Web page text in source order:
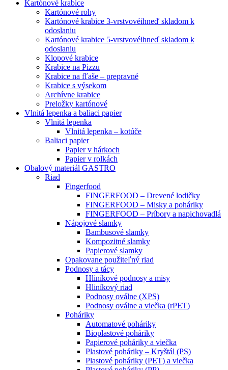
Kartónové krabice
Kartónové rohy
Kartónové krabice 3-vrstvovéihneď skladom k
odoslaniu
Kartónové krabice 5-vrstvovéihneď skladom k
odoslaniu
Klopové krabice
Krabice na Pizzu
Krabice na fľaše – prepravné
Krabice s výsekom
Archívne krabice
Preložky kartónové
Vlnitá lepenka a baliaci papier
Vlnitá lepenka
Vlnitá lepenka – kotúče
Baliaci papier
Papier v hárkoch
Papier v rolkách
Obalový materiál GASTRO
Riad
Fingerfood
FINGERFOOD – Drevené lodičky
FINGERFOOD – Misky a poháriky
FINGERFOOD – Príbory a napichovadlá
Nápojové slamky
Bambusové slamky
Kompozitné slamky
Papierové slamky
Opakovane použiteľný riad
Podnosy a tácy
Hliníkové podnosy a misy
Hliníkový riad
Podnosy oválne (XPS)
Podnosy oválne a viečka (rPET)
Poháriky
Automatové poháriky
Bioplastové poháriky
Papierové poháriky a viečka
Plastové poháriky – Kryštál (PS)
Plastové poháriky (PET) a viečka